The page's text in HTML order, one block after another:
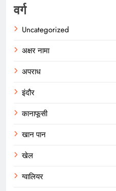
वर्ग
Uncategorized
अक्षर नामा
अपराध
इंदौर
कानाफूसी
खान पान
खेल
ग्वालियर